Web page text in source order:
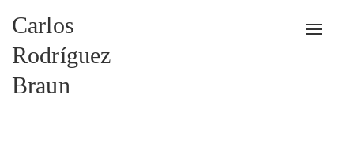
Carlos
Rodríguez
Braun